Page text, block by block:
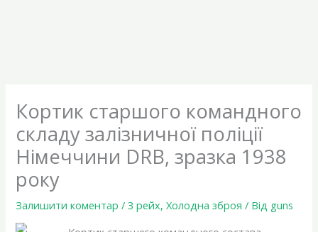
Кортик старшого командного
складу залізничної поліції
Німеччини DRB, зразка 1938
року
Залишити коментар /3 рейх,Холодна зброя / Від guns